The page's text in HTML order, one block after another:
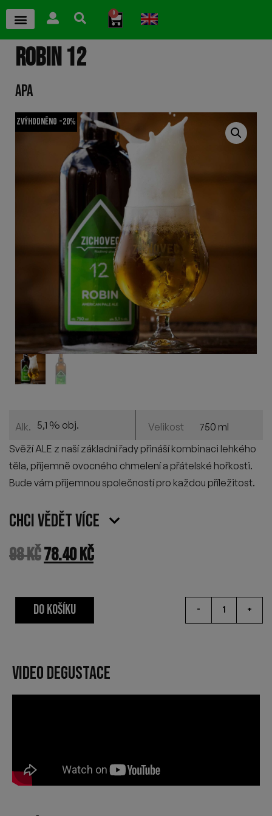
0
ROBIN 12
APA
Zvýhodněno -20%
Alk. 5,1 % obj. Velikost
750 ml
Svěží ALE z naší základní řady přináší kombinaci lehkého
těla, příjemně ovocného chmelení a přátelské hořkosti.
Bude vám příjemnou společností pro každou příležitost.
Chci vědět více
98Kč78.40Kč
- +
DO KOŠÍKU
VIDEO DEGUSTACE